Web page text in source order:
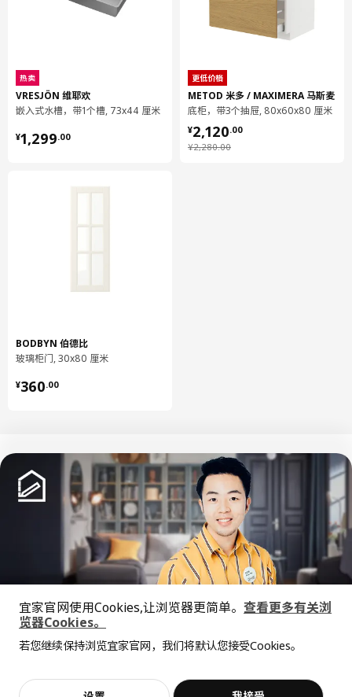
纤维板, 白蜡木贴面, 着色漆, 丙烯酸清漆
柜门
白蜡木贴面, 着色漆, 丙烯酸清漆
落地柜 可嵌入设备/水槽
落地柜 可嵌入设备/水槽
厨房缓冲式合叶
钢, 镀镍
搁板
货号 组装手册
904.303.93 METOD 米多 落地柜 可嵌入设备/水
槽
605.248.83
UTRUSTA 乌斯塔 厨房缓冲式合叶
热卖
VRESJÖN 维耶欢
嵌入式水槽，带1个槽, 73x44 厘米
¥1,299.00
¥ 1299.00
BODBYN 伯德比
玻璃柜门, 30x80 厘米
¥360.00
¥ 360.00
更低价格
METOD 米多 / MAXIMERA 马斯麦
底柜，带3个抽屉, 80x60x80 厘米
¥2,280.00
¥ 2280.00
¥2,120.00
¥ 2120.00
抱歉，该商品在所选地区暂时缺货。
中文 English
© Inter IKEA Systems B.V. 1999-2026
上海工商
沪公网安备 31010402001069号
宜家AI购物助手算法 网信算备310104755117001240013号
价格透明，设计专业，现货供应
宜家官网使用Cookies,让浏览器更简单。 查看更多有关浏
览器Cookies。
若您继续保持浏览宜家官网，我们将默认您接受Cookies。